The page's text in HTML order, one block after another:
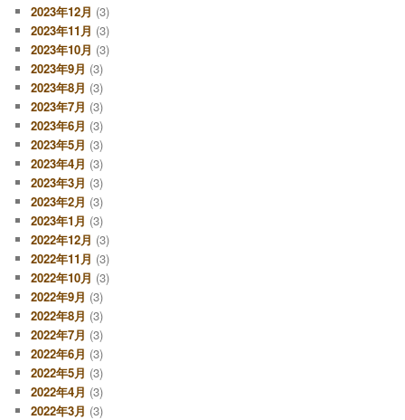
2023年12月 (3)
2023年11月 (3)
2023年10月 (3)
2023年9月 (3)
2023年8月 (3)
2023年7月 (3)
2023年6月 (3)
2023年5月 (3)
2023年4月 (3)
2023年3月 (3)
2023年2月 (3)
2023年1月 (3)
2022年12月 (3)
2022年11月 (3)
2022年10月 (3)
2022年9月 (3)
2022年8月 (3)
2022年7月 (3)
2022年6月 (3)
2022年5月 (3)
2022年4月 (3)
2022年3月 (3)